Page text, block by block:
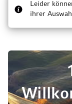
Leider
ihrer